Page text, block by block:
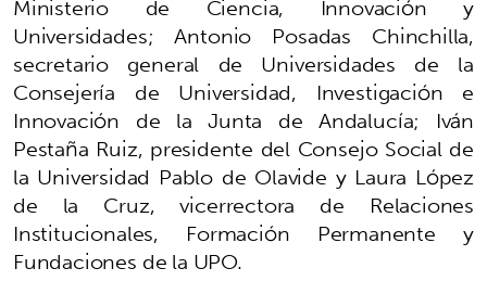
Universidades; Antonio Posadas Chinchilla,
secretario general de Universidades de la
Consejería de Universidad, Investigación e
Innovación de la Junta de Andalucía; Iván
Pestaña Ruiz, presidente del Consejo Social de
la Universidad Pablo de Olavide y Laura López
de la Cruz, vicerrectora de Relaciones
Institucionales, Formación Permanente y
Fundaciones de la UPO.